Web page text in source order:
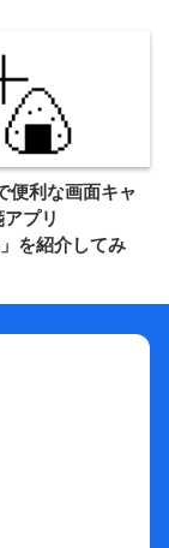
便利な画面キャ
プリ
を紹介してみ